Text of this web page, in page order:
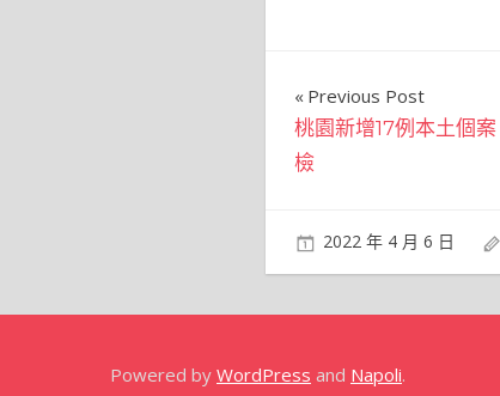
文
章
覽
Previous Post
桃園新增17例本土個
檢
2022 年 4 月 6 日
Powered by WordPress and Napoli.